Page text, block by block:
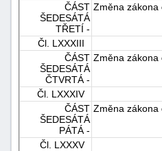
ČÁST
ŠEDESÁTÁ
TŘETÍ -
Změna
Čl. LXXXIII
ČÁST
ŠEDESÁTÁ
ČTVRTÁ -
Změna zákona
Čl. LXXXIV
ČÁST
ŠEDESÁTÁ
PÁTÁ -
Změna zákona
Čl. LXXXV